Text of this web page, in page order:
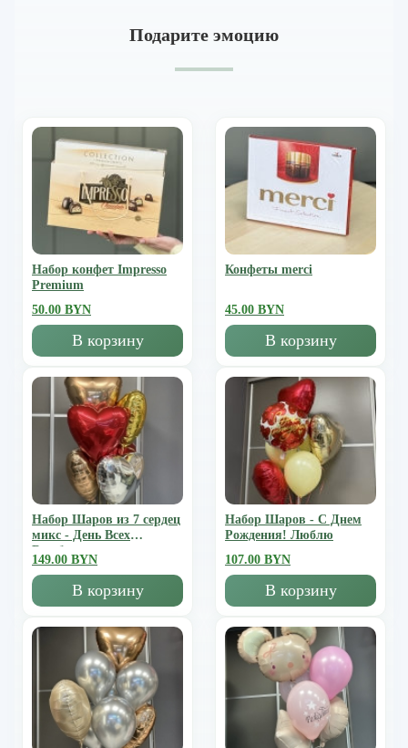
Подарите эмоцию
Набор конфет Impresso
Premium
50.00 BYN
В корзину
Конфеты merci
45.00 BYN
В корзину
Набор Шаров из 7 сердец
микс - День Всех
Влюбленных
149.00 BYN
В корзину
Набор Шаров - С Днем
Рождения! Люблю
107.00 BYN
В корзину